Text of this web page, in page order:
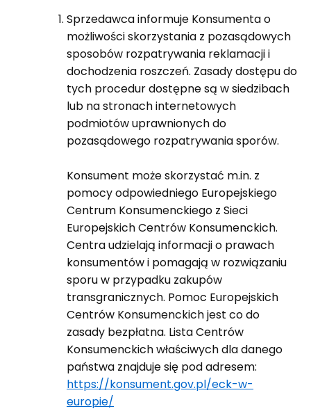
Sprzedawca informuje Konsumenta o
możliwości skorzystania z pozasądowych
sposobów rozpatrywania reklamacji i
dochodzenia roszczeń. Zasady dostępu do
tych procedur dostępne są w siedzibach
lub na stronach internetowych
podmiotów uprawnionych do
pozasądowego rozpatrywania sporów.
Konsument może skorzystać m.in. z
pomocy odpowiedniego Europejskiego
Centrum Konsumenckiego z Sieci
Europejskich Centrów Konsumenckich.
Centra udzielają informacji o prawach
konsumentów i pomagają w rozwiązaniu
sporu w przypadku zakupów
transgranicznych. Pomoc Europejskich
Centrów Konsumenckich jest co do
zasady bezpłatna. Lista Centrów
Konsumenckich właściwych dla danego
państwa znajduje się pod adresem:
https://konsument.gov.pl/eck-w-
europie/